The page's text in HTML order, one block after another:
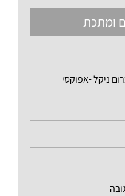
ומתכת
ניקל -אפוקסי